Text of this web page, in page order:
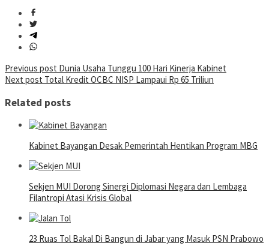
Post
navigation
Previous post Dunia Usaha Tunggu 100 Hari Kinerja Kabinet
Next post Total Kredit OCBC NISP Lampaui Rp 65 Triliun
Related posts
Kabinet Bayangan Desak Pemerintah Hentikan Program MBG
Sekjen MUI Dorong Sinergi Diplomasi Negara dan Lembaga
Filantropi Atasi Krisis Global
23 Ruas Tol Bakal Di Bangun di Jabar yang Masuk PSN Prabowo